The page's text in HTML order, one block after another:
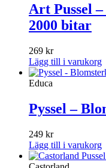
Art Pussel
2000 bitar
269 kr
Lägg till i varukorg
Educa
Pyssel –
249 kr
Lägg till i varukorg